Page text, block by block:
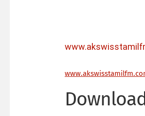
ww
Download